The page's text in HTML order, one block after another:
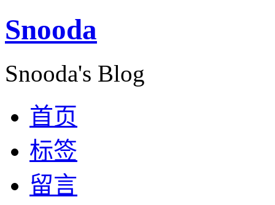
Snooda
Snooda's Blog
首页
标签
留言